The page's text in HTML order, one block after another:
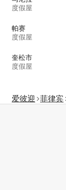
度假屋
帕赛
度假屋
奎松市
度假屋
爱彼迎 菲律宾